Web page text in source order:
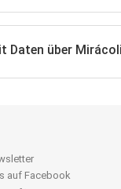
Daten über
auf Facebook